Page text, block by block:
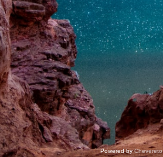
Powered byChevereto